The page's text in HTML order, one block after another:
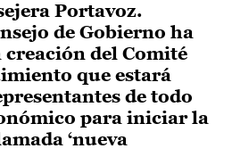
Portavoz.
de Gobierno ha
del Comité
que estará
de todo
para iniciar la
‘nueva